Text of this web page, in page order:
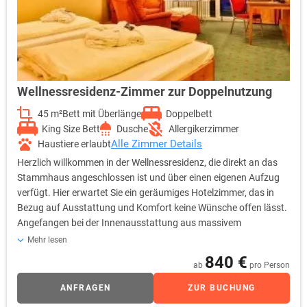
Wellnessresidenz-Zimmer zur Doppelnutzung
45 m²Bett mit Überlänge
Doppelbett
King Size Bett
Dusche
Allergikerzimmer
Haustiere erlaubtAlle Zimmer Details
Herzlich willkommen in der Wellnessresidenz, die direkt an das
Stammhaus angeschlossen ist und über einen eigenen Aufzug
verfügt. Hier erwartet Sie ein geräumiges Hotelzimmer, das in
Bezug auf Ausstattung und Komfort keine Wünsche offen lässt.
Angefangen bei der Innenausstattung aus massivem
Kirschbaumholz bis hin zu einem aus Granit gefertigten
WC inklusive Bidet bietet. Besonders hervorzuheben sind die
nach Süden ausgerichteten Balkone mit Liegestühlen, von wo
Mehr lesen
ab 840 € pro Person
ANFRAGEN ZUR BUCHUNG